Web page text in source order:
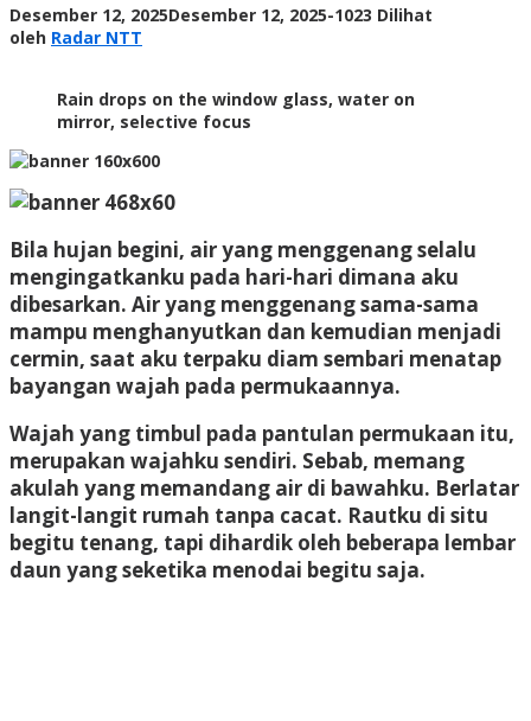
Desember 12, 2025Desember 12, 2025oleh
-1023 Dilihat
oleh Radar NTT
Rain drops on the window glass, water on
mirror, selective focus
Bila hujan begini, air yang menggenang selalu
mengingatkanku pada hari-hari dimana aku
dibesarkan. Air yang menggenang sama-sama
mampu menghanyutkan dan kemudian menjadi
cermin, saat aku terpaku diam sembari menatap
bayangan wajah pada permukaannya.
Wajah yang timbul pada pantulan permukaan itu,
merupakan wajahku sendiri. Sebab, memang
akulah yang memandang air di bawahku. Berlatar
langit-langit rumah tanpa cacat. Rautku di situ
begitu tenang, tapi dihardik oleh beberapa lembar
daun yang seketika menodai begitu saja.